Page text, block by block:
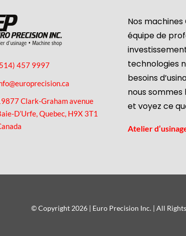
457 9997
Clark-Graham avenue
D’Urfe, Quebec, H9X 3T1
Nos
équipe de
technologies
besoins
nous sommes
et voyez ce
Atelier
© Copyright 2026 | Euro Precision Inc. | All